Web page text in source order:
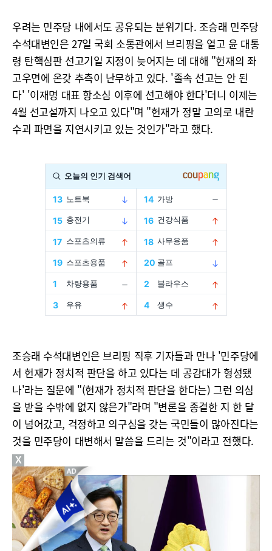
우려는 민주당 내에서도 공유되는 분위기다. 조승래 민주당
수석대변인은 27일 국회 소통관에서 브리핑을 열고 윤 대통
령 탄핵심판 선고기일 지정이 늦어지는 데 대해 "헌재의 좌
고우면에 온갖 추측이 난무하고 있다. '졸속 선고는 안 된
다' '이재명 대표 항소심 이후에 선고해야 한다'더니 이제는
4월 선고설까지 나오고 있다"며 "헌재가 정말 고의로 내란
수괴 파면을 지연시키고 있는 것인가"라고 했다.
조승래 수석대변인은 브리핑 직후 기자들과 만나 '민주당에
서 헌재가 정치적 판단을 하고 있다는 데 공감대가 형성됐
나'라는 질문에 "(헌재가 정치적 판단을 한다는) 그런 의심
을 받을 수밖에 없지 않은가"라며 "변론을 종결한 지 한 달
이 넘어갔고, 걱정하고 의구심을 갖는 국민들이 많아진다는
것을 민주당이 대변해서 말씀을 드리는 것"이라고 전했다.
X